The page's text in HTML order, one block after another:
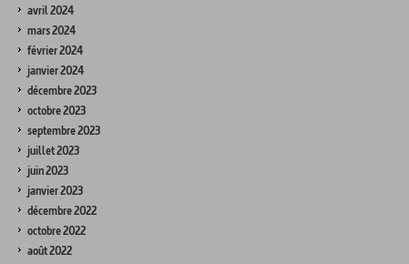
avril 2024
mars 2024
février 2024
janvier 2024
décembre 2023
octobre 2023
septembre 2023
juillet 2023
juin 2023
janvier 2023
décembre 2022
octobre 2022
août 2022